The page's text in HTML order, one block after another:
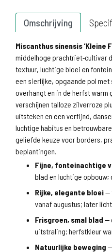
Omschrijving
Miscanthus sinensis ‘Kleine
middelhoge prachtriet‑cultivar
textuur, luchtige bloei en
een sierlijke, opgaande pol
overhangt en in de herfst warm
verschijnen talloze zilverroze
uitsteken en een verfijnd,
luchtige habitus en betrouwbare
geliefde keuze voor borders,
beplantingen.
Fijne, fonteinachtige
blad en luchtige opbouw;
Rijke, elegante bloei—
vanaf augustus; later
Frisgroen, smal blad —
uitstraling; herfstkleur
Natuurlijke beweging